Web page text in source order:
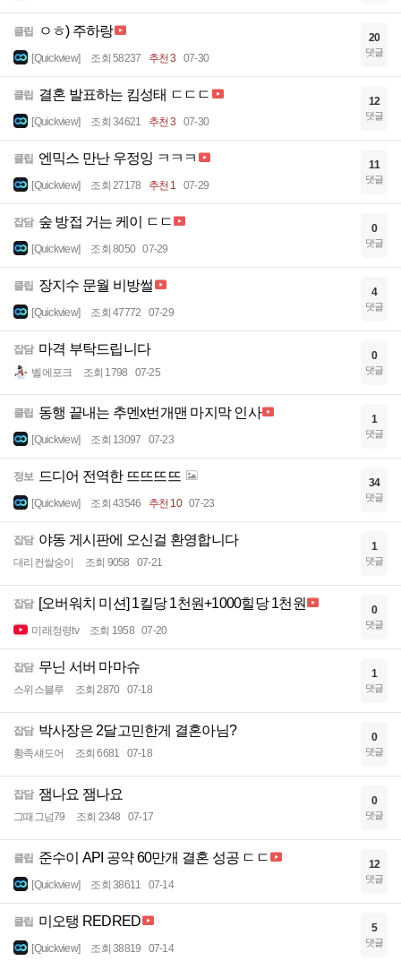
클립 ㅇㅎ) 주하랑
[Quickview] 조회 58237 추천 3 07-30
20
댓글
클립 결혼 발표하는 킴성태 ㄷㄷㄷ
[Quickview] 조회 34621 추천 3 07-30
12
댓글
클립 엔믹스 만난 우정잉 ㅋㅋㅋ
[Quickview] 조회 27178 추천 1 07-29
11
댓글
잡담 숲 방접 거는 케이 ㄷㄷ
[Quickview] 조회 8050 07-29
0
댓글
클립 장지수 문월 비방썰
[Quickview] 조회 47772 07-29
4
댓글
잡담 마격 부탁드립니다
벨에포크 조회 1798 07-25
0
댓글
클립 동행 끝내는 추멘x번개맨 마지막 인사
[Quickview] 조회 13097 07-23
1
댓글
정보 드디어 전역한 뜨뜨뜨뜨
[Quickview] 조회 43546 추천 10 07-23
34
댓글
잡담 야동 게시판에 오신걸 환영합니다
대리컨쌀숭이 조회 9058 07-21
1
댓글
잡담 [오버워치 미션] 1킬당 1천원+1000힐당 1천원
미래정령tv 조회 1958 07-20
0
댓글
잡담 무닌 서버 마마슈
스위스블루 조회 2870 07-18
1
댓글
잡담 박사장은 2달고민한게 결혼아님?
황족섀도어 조회 6681 07-18
0
댓글
잡담 잼나요 잼나요
그때그넘79 조회 2348 07-17
0
댓글
클립 준수이 API 공약 60만개 결혼 성공 ㄷㄷ
[Quickview] 조회 38611 07-14
12
댓글
클립 미오탱 REDRED
[Quickview] 조회 38819 07-14
5
댓글